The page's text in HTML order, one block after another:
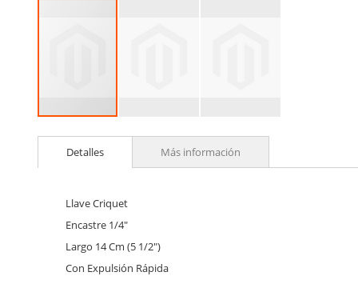
to
beginning
images
gallery
Detalles
Llave Criquet
Encastre 1/4"
Largo 14 Cm (5 1/2")
Con Expulsión Rápida
Más información